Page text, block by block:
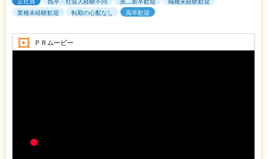
業種未経験歓迎
転勤の心配なし 高卒歓迎
ＰＲムービー